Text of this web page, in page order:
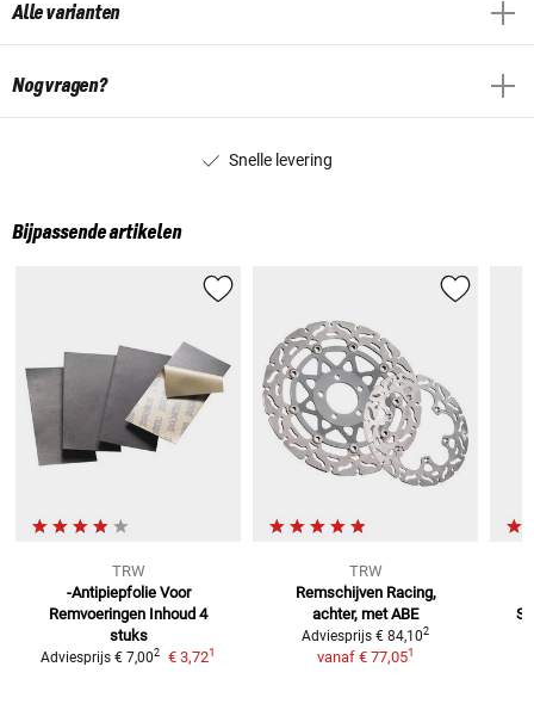
Alle varianten
Nog vragen?
Snelle levering
Bijpassende artikelen
TRW
-Antipiepfolie Voor
Remvoeringen Inhoud 4
stuks
Adviesprijs € 7,002 € 3,721
TRW
Remschijven Racing,
achter, met ABE
Adviesprijs € 84,102
vanaf € 77,051